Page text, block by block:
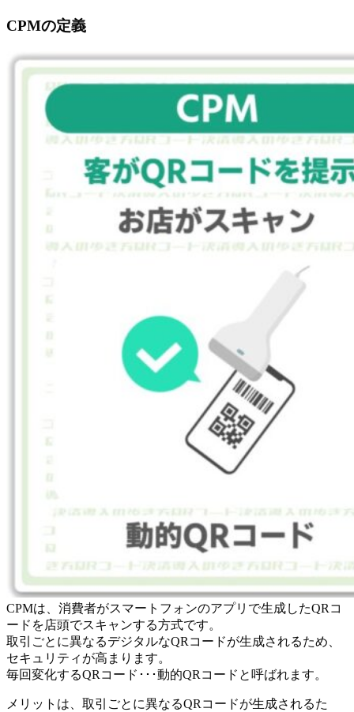
CPMの定義
CPMは、消費者がスマートフォンのアプリで生成したQRコ
ードを店頭でスキャンする方式です。
取引ごとに異なるデジタルなQRコードが生成されるため、
セキュリティが高まります。
毎回変化するQRコード･･･動的QRコードと呼ばれます。
メリットは、取引ごとに異なるQRコードが生成されるた